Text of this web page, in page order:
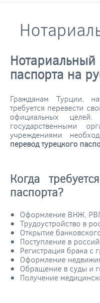
Нотариальный
паспорта на
Гражданам Турции,
требуется перевести
официальных
государственными
учреждениями
перевод турецкого
Когда
паспорта?
Оформление ВНЖ,
Трудоустройство в
Открытие
Поступление в
Регистрация брака с
Оформление
Обращение в суды и
Получение